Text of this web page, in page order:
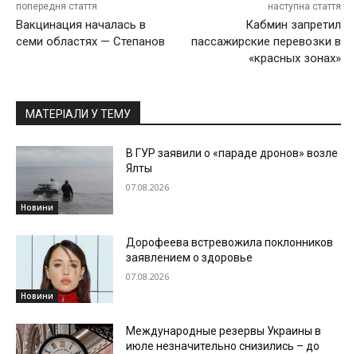
попередня стаття
Вакцинация началась в
семи областях — Степанов
наступна стаття
Кабмин запретил
пассажирские перевозки в
«красных зонах»
МАТЕРІАЛИ У ТЕМУ
Новини
В ГУР заявили о «параде дронов» возле
Ялты
07.08.2026
Новини
Дорофеева встревожила поклонников
заявлением о здоровье
07.08.2026
Международные резервы Украины в
июле незначительно снизились – до